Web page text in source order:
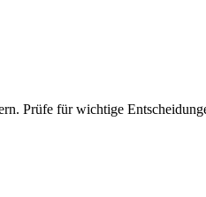
Prüfe für wichtige